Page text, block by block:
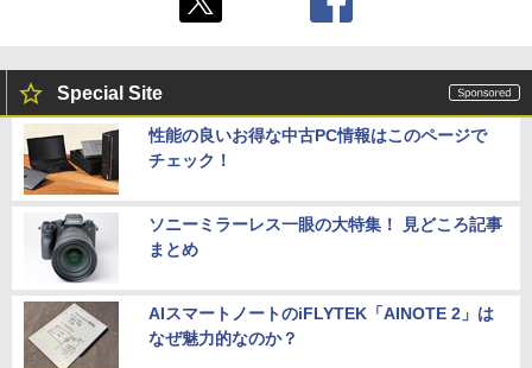
Special Site
性能の良いお得な中古PC情報はこのページで
チェック！
ソニーミラーレス一眼の大特集！ 見どころ記事
まとめ
AIスマートノートのiFLYTEK「AINOTE 2」は
なぜ魅力的なのか？